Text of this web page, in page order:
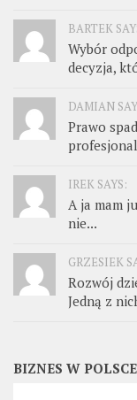
BARTEK
Wybór
decyzja,
DAMIAN
Prawo
IREK SAYS:
A ja mam
nie...
GRZESIEK
Rozwój
Jedną z
BIZNES W POLSCE